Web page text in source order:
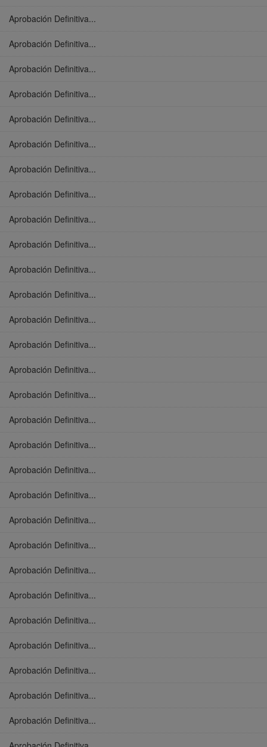
Aprobación Definitiva...
Aprobación Definitiva...
Aprobación Definitiva...
Aprobación Definitiva...
Aprobación Definitiva...
Aprobación Definitiva...
Aprobación Definitiva...
Aprobación Definitiva...
Aprobación Definitiva...
Aprobación Definitiva...
Aprobación Definitiva...
Aprobación Definitiva...
Aprobación Definitiva...
Aprobación Definitiva...
Aprobación Definitiva...
Aprobación Definitiva...
Aprobación Definitiva...
Aprobación Definitiva...
Aprobación Definitiva...
Aprobación Definitiva...
Aprobación Definitiva...
Aprobación Definitiva...
Aprobación Definitiva...
Aprobación Definitiva...
Aprobación Definitiva...
Aprobación Definitiva...
Aprobación Definitiva...
Aprobación Definitiva...
Aprobación Definitiva...